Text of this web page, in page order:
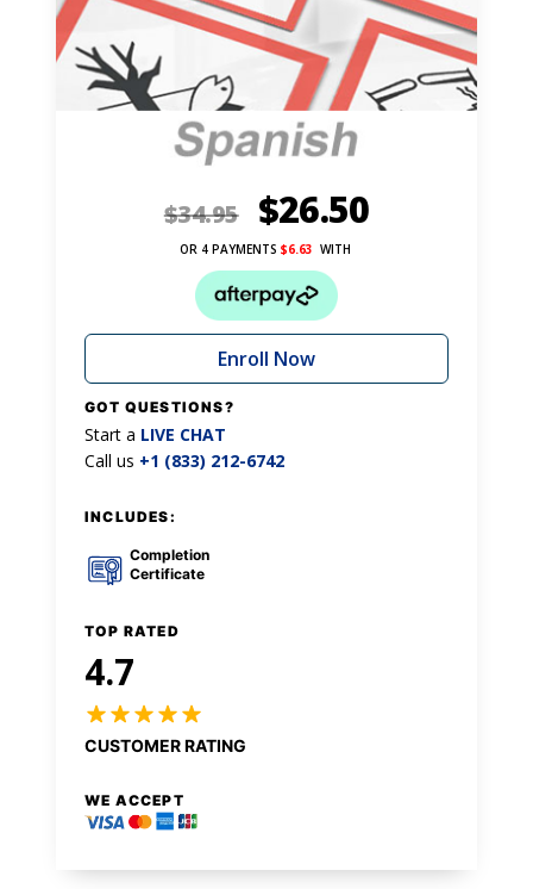
$34.95 $26.50
OR 4 PAYMENTS $6.63 WITH
Enroll Now
GOT QUESTIONS?
Start a LIVE CHAT
Call us +1 (833) 212-6742
INCLUDES:
Completion
Certificate
TOP RATED
4.7
CUSTOMER RATING
WE ACCEPT